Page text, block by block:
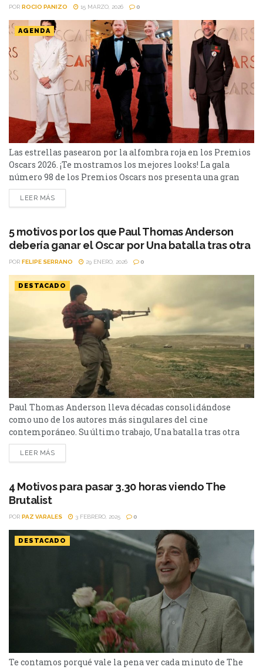
POR ROCIO PANIZO 15 MARZO, 2026 0
AGENDA
Las estrellas pasearon por la alfombra roja en los Premios
Oscars 2026. ¡Te mostramos los mejores looks! La gala
número 98 de los Premios Oscars nos presenta una gran
cantidad de estrellas en su alfombra roja y ceremonia.
Algunos de ellos fueron: Javier Bardem llegó con un pin
LEER MÁS
5 motivos por los que Paul Thomas Anderson
debería ganar el Oscar por Una batalla tras otra
POR FELIPE SERRANO 29 ENERO, 2026 0
DESTACADO
Paul Thomas Anderson lleva décadas consolidándose
como uno de los autores más singulares del cine
contemporáneo. Su último trabajo, Una batalla tras otra
(One Battle After Another, 2025), lo vuelve a colocar en el
centro de la conversación cinematográfica de la
Oscar. 1. Una carrera que ya es una...
LEER MÁS
4 Motivos para pasar 3.30 horas viendo The
Brutalist
POR PAZ VARALES 3 FEBRERO, 2025 0
DESTACADO
Te contamos porqué vale la pena ver cada minuto de The